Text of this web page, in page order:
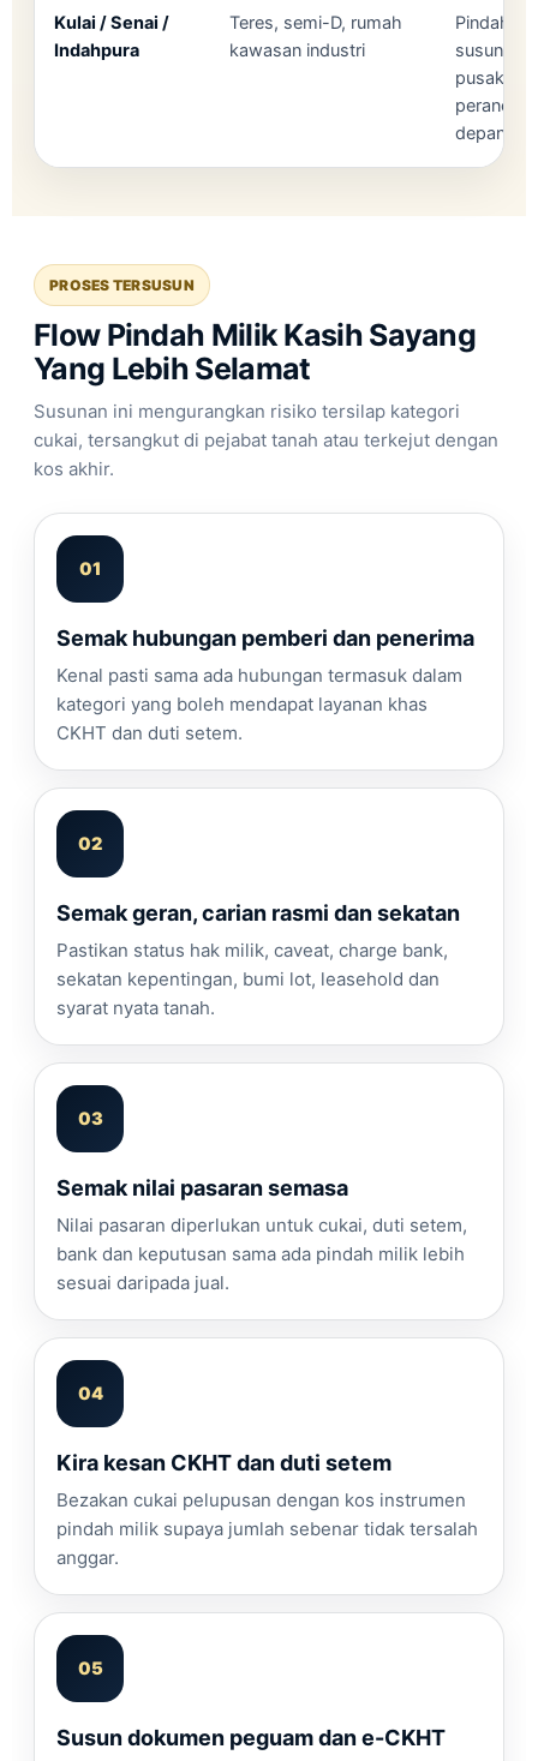
Kulai / Senai /
Indahpura
Teres, semi-D, rumah
kawasan industri
Pindah
susunan
pusaka
depan.
PROSES TERSUSUN
Flow Pindah Milik Kasih Sayang
Yang Lebih Selamat
Susunan ini mengurangkan risiko tersilap kategori
cukai, tersangkut di pejabat tanah atau terkejut dengan
kos akhir.
Semak hubungan pemberi dan penerima
Kenal pasti sama ada hubungan termasuk dalam
kategori yang boleh mendapat layanan khas
CKHT dan duti setem.
Semak geran, carian rasmi dan sekatan
Pastikan status hak milik, caveat, charge bank,
sekatan kepentingan, bumi lot, leasehold dan
syarat nyata tanah.
Semak nilai pasaran semasa
Nilai pasaran diperlukan untuk cukai, duti setem,
bank dan keputusan sama ada pindah milik lebih
sesuai daripada jual.
Kira kesan CKHT dan duti setem
Bezakan cukai pelupusan dengan kos instrumen
pindah milik supaya jumlah sebenar tidak tersalah
anggar.
Susun dokumen peguam dan e-CKHT